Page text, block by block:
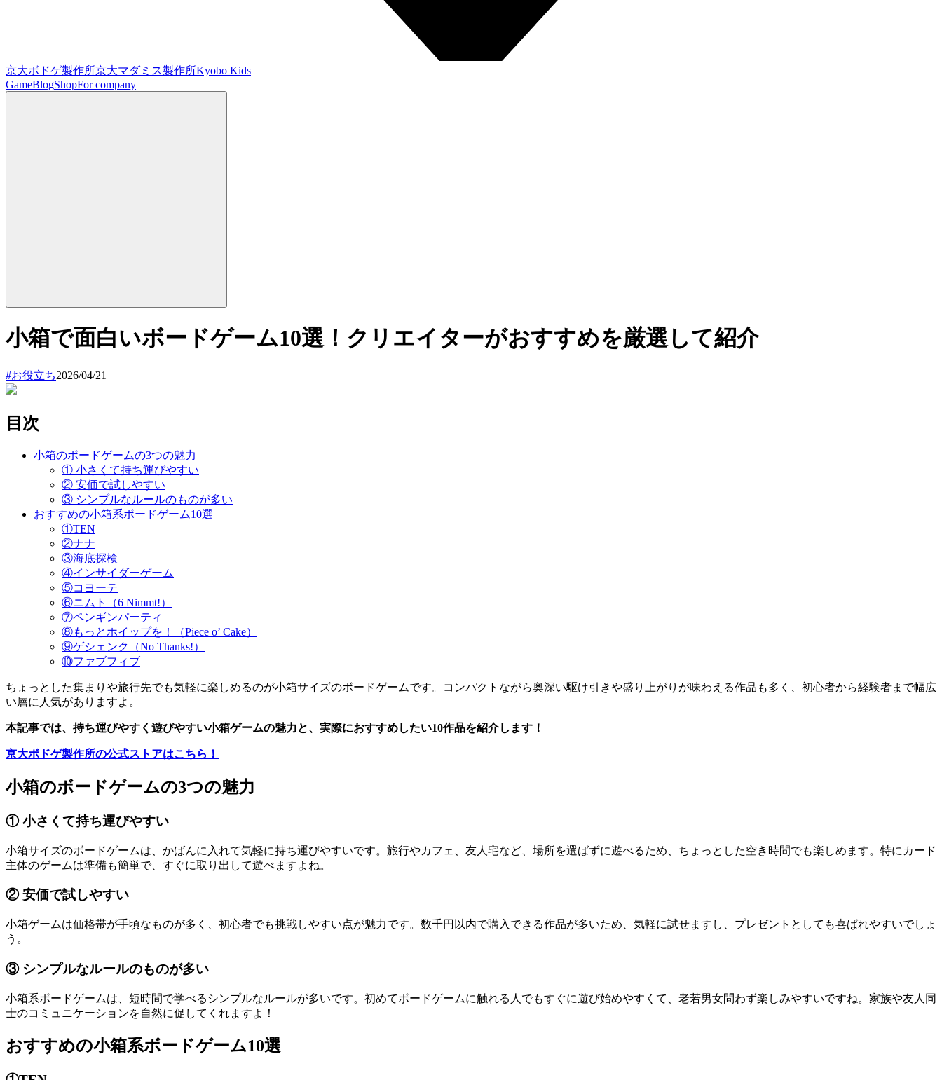
京大ボドゲ製作所京大マダミス製作所Kyobo Kids
GameBlogShopFor company
小箱で面白いボードゲーム10選！クリエイターがおすすめを厳選して紹介
#お役立ち2026/04/21
目次
小箱のボードゲームの3つの魅力
① 小さくて持ち運びやすい
② 安価で試しやすい
③ シンプルなルールのものが多い
おすすめの小箱系ボードゲーム10選
①TEN
②ナナ
③海底探検
④インサイダーゲーム
⑤コヨーテ
⑥ニムト（6 Nimmt!）
⑦ペンギンパーティ
⑧もっとホイップを！（Piece o’ Cake）
⑨ゲシェンク（No Thanks!）
⑩ファブフィブ
ちょっとした集まりや旅行先でも気軽に楽しめるのが小箱サイズのボードゲームです。コンパクトながら奥深い駆け引きや盛り上がりが味わえる作品も多く、初心者から経験者まで幅広
い層に人気がありますよ。
本記事では、持ち運びやすく遊びやすい小箱ゲームの魅力と、実際におすすめしたい10作品を紹介します！
京大ボドゲ製作所の公式ストアはこちら！
小箱のボードゲームの3つの魅力
① 小さくて持ち運びやすい
小箱サイズのボードゲームは、かばんに入れて気軽に持ち運びやすいです。旅行やカフェ、友人宅など、場所を選ばずに遊べるため、ちょっとした空き時間でも楽しめます。特にカード
主体のゲームは準備も簡単で、すぐに取り出して遊べますよね。
② 安価で試しやすい
小箱ゲームは価格帯が手頃なものが多く、初心者でも挑戦しやすい点が魅力です。数千円以内で購入できる作品が多いため、気軽に試せますし、プレゼントとしても喜ばれやすいでしょ
う。
③ シンプルなルールのものが多い
小箱系ボードゲームは、短時間で学べるシンプルなルールが多いです。初めてボードゲームに触れる人でもすぐに遊び始めやすくて、老若男女問わず楽しみやすいですね。家族や友人同
士のコミュニケーションを自然に促してくれますよ！
おすすめの小箱系ボードゲーム10選